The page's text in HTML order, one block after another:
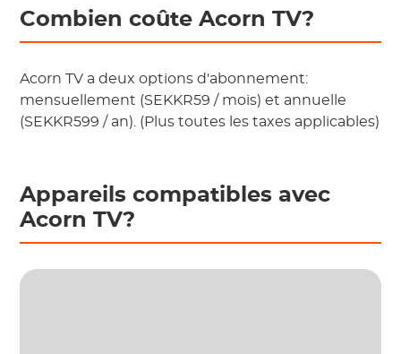
Combien coûte Acorn TV?
Acorn TV a deux options d'abonnement:
mensuellement (SEKKR59 / mois) et annuelle
(SEKKR599 / an). (Plus toutes les taxes applicables)
Appareils compatibles avec
Acorn TV?